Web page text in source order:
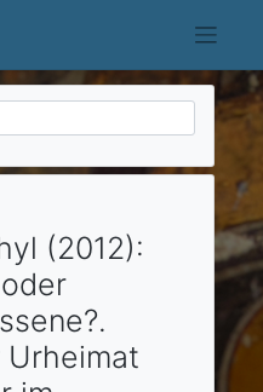
(2012):
Urheimat